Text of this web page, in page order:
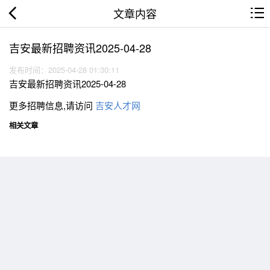
文章内容
吉安最新招聘资讯2025-04-28
发布时间：2025-04-28 01:30:11
吉安最新招聘资讯2025-04-28
更多招聘信息,请访问 吉安人才网
相关文章